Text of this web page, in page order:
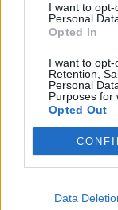
I want to
Personal
Opted In
I want to opt-
Retention,
Personal
Purposes for
Opted Out
Data
07/08/2026 - 16:38
Στρατηγική
για την
τεχνολογιών
07/08/2026 - 16:11
Συνάλλαγμα:
1,1534 δολάρια
07/08/2026 - 15:45